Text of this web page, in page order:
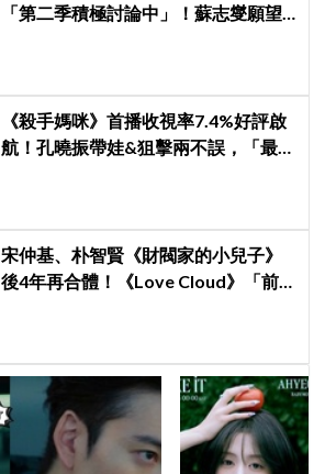
「第二季積極討論中」！蘇志燮願望
《殺手媽咪》首播收視率7.4%好評啟
航！孔曉振帶娃&狙擊兩不誤，「最狂
宋仲基、朴智賢《財閥家的小兒子》
後4年再合體！《Love Cloud》「前任